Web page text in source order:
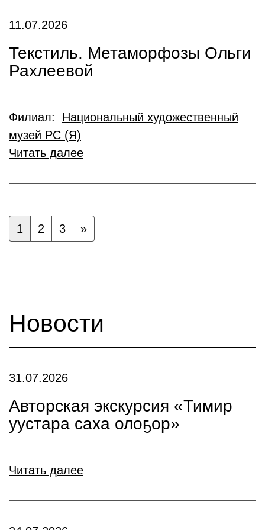
11.07.2026
Текстиль. Метаморфозы Ольги
Рахлеевой
Филиал: Национальный художественный
музей РС (Я)
Читать далее
1 2 3 »
Новости
31.07.2026
Авторская экскурсия «Тимир
уустара саха олоҕор»
Читать далее